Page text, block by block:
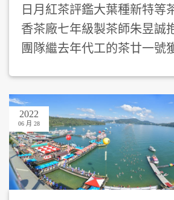
日月紅茶評鑑大葉種新特
香茶廠七年級製茶師朱昱誠
團隊繼去年代工的茶廿一號
2022
06 月 28